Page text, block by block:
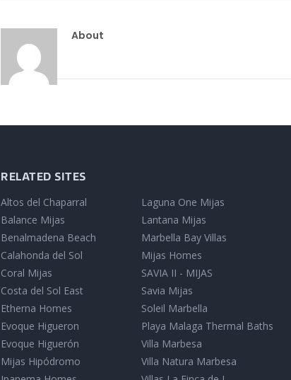
About
RELATED SITES
Altos del Chaparral
Balance Mijas
Benalmadena Beach
Calahonda del Sol
Coral Mijas
Costa del Sol East
Etherna Homes
Evoque Higueron
Evoque Higuerón
Mijas Hipódromo
Laguna One Mijas
Lantana Mijas
Marbella Bay Villas
Mijas Homes
SAVIA II - MIJAS
Savia Mijas
Soleil Marbella
Playa Malaga Thermal Baths
Villa Marbesa
Villa Natura Marbesa